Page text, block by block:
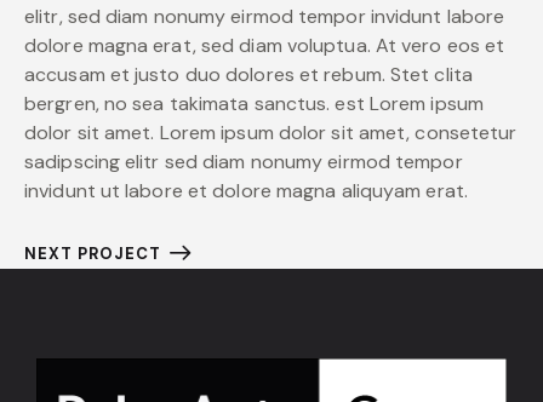
elitr, sed diam nonumy eirmod tempor invidunt labore
dolore magna erat, sed diam voluptua. At vero eos et
accusam et justo duo dolores et rebum. Stet clita
bergren, no sea takimata sanctus. est Lorem ipsum
dolor sit amet. Lorem ipsum dolor sit amet, consetetur
sadipscing elitr sed diam nonumy eirmod tempor
invidunt ut labore et dolore magna aliquyam erat.
NEXT PROJECT